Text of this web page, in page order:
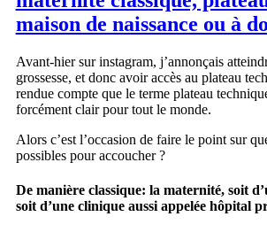
maison de naissance ou à
Avant-hier sur instagram, j’annonçais
grossesse, et donc avoir accès au plateau
rendue compte que le terme plateau
forcément clair pour tout le monde.
Alors c’est l’occasion de faire le point sur
possibles pour accoucher ?
De manière classique: la maternité, soit
soit d’une clinique aussi appelée hôpital